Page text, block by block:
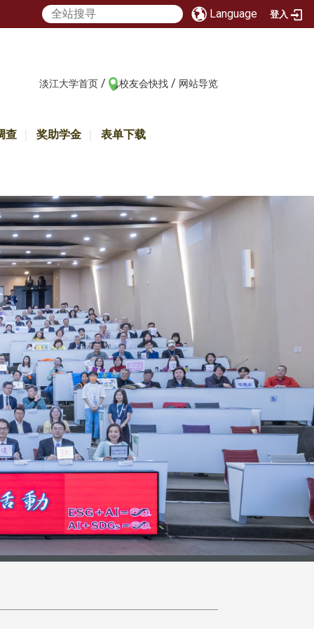
Language 登入
淡江大学首页 / 校友会快找 / 网站导览
查 奖助学金 表单下载